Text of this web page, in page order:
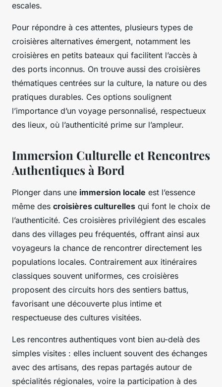
escales.
Pour répondre à ces attentes, plusieurs types de
croisières alternatives émergent, notamment les
croisières en petits bateaux qui facilitent l’accès à
des ports inconnus. On trouve aussi des croisières
thématiques centrées sur la culture, la nature ou des
pratiques durables. Ces options soulignent
l’importance d’un voyage personnalisé, respectueux
des lieux, où l’authenticité prime sur l’ampleur.
Immersion Culturelle et Rencontres
Authentiques à Bord
Plonger dans une immersion locale est l’essence
même des croisières culturelles qui font le choix de
l’authenticité. Ces croisières privilégient des escales
dans des villages peu fréquentés, offrant ainsi aux
voyageurs la chance de rencontrer directement les
populations locales. Contrairement aux itinéraires
classiques souvent uniformes, ces croisières
proposent des circuits hors des sentiers battus,
favorisant une découverte plus intime et
respectueuse des cultures visitées.
Les rencontres authentiques vont bien au-delà des
simples visites : elles incluent souvent des échanges
avec des artisans, des repas partagés autour de
spécialités régionales, voire la participation à des